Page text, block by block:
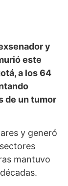
y
este
a los 64
de un tumor
y generó
mantuvo